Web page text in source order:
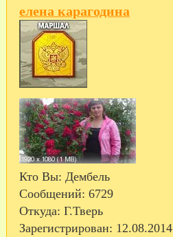
елена карагодина
Кто Вы: Дембель
Сообщений: 6729
Откуда: Г.Тверь
Зарегистрирован: 12.08.2014